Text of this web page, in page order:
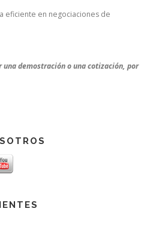
eficiente en negociaciones de
demostración o una cotización, por